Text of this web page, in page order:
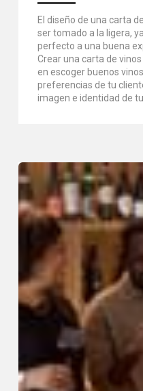
El diseño de una carta
ser tomado a la ligera,
perfecto a una buena
Crear una carta de
en escoger buenos
preferencias de tu
imagen e identidad de tu